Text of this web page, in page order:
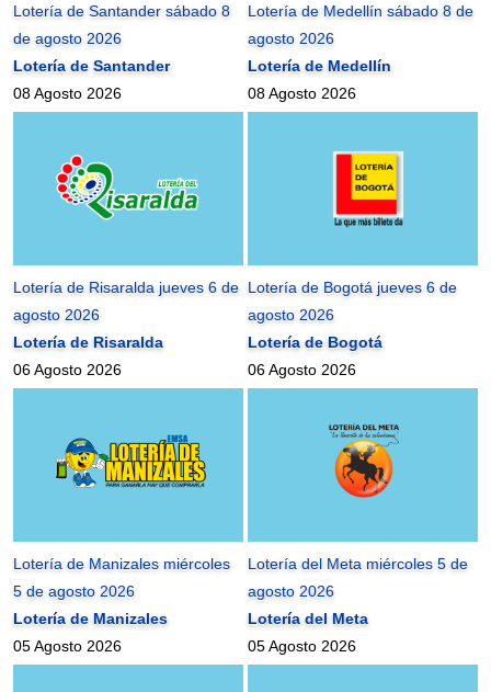
Lotería de Santander sábado 8
de agosto 2026
Lotería de Santander
08 Agosto 2026
Lotería de Medellín sábado 8 de
agosto 2026
Lotería de Medellín
08 Agosto 2026
Lotería de Risaralda jueves 6 de
agosto 2026
Lotería de Risaralda
06 Agosto 2026
Lotería de Bogotá jueves 6 de
agosto 2026
Lotería de Bogotá
06 Agosto 2026
Lotería de Manizales miércoles
5 de agosto 2026
Lotería de Manizales
05 Agosto 2026
Lotería del Meta miércoles 5 de
agosto 2026
Lotería del Meta
05 Agosto 2026